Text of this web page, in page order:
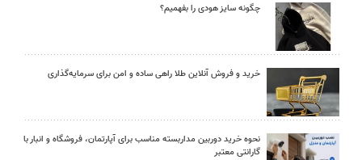
چگونه سایز هودی را بفهمیم؟
خرید و فروش آنلاین طلا راهی ساده و امن برای سرمایه‌گذاری
نحوه خرید دوربین مداربسته مناسب برای آپارتمان، فروشگاه و انبار با
گارانتی معتبر